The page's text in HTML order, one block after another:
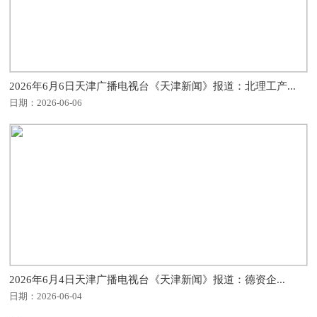
2026年6月6日天津广播电视台《天津新闻》报道：北理工产...
日期：2026-06-06
2026年6月4日天津广播电视台《天津新闻》报道：德资企...
日期：2026-06-04